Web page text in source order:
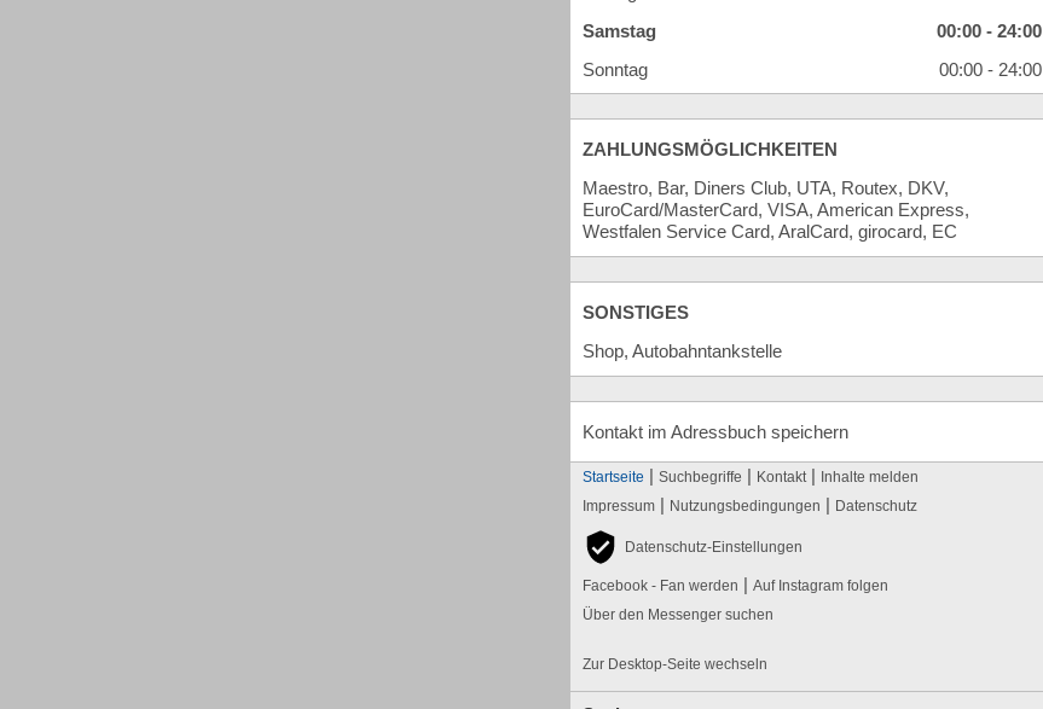
Samstag
00:00 - 24:00
Sonntag
00:00 - 24:00
ZAHLUNGSMÖGLICHKEITEN
Maestro, Bar, Diners Club, UTA, Routex, DKV,
EuroCard/MasterCard, VISA, American Express,
Westfalen Service Card, AralCard, girocard, EC
SONSTIGES
Shop, Autobahntankstelle
Kontakt im Adressbuch speichern
Startseite | Suchbegriffe | Kontakt | Inhalte melden
Impressum | Nutzungsbedingungen | Datenschutz
Datenschutz-Einstellungen
Facebook - Fan werden | Auf Instagram folgen
Über den Messenger suchen
Zur Desktop-Seite wechseln